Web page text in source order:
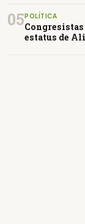
05POLÍTICA
Congresistas
estatus de